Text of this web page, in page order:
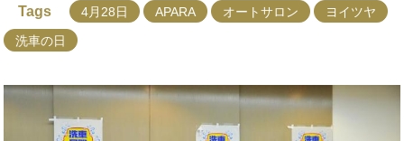
Tags 4月28日 APARA オートサロン
ヨイツヤ
洗車の日